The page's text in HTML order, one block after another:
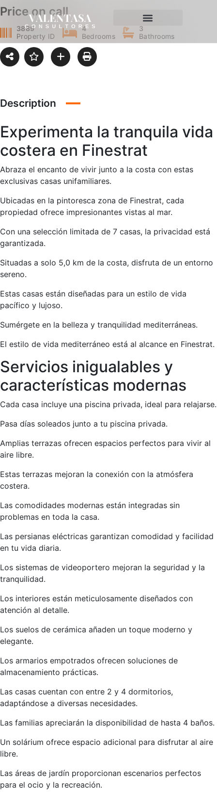
Price on call
3889
Property ID
4
Bedrooms
3
Bathrooms
Description
Experimenta la tranquila vida
costera en Finestrat
Abraza el encanto de vivir junto a la costa con estas
exclusivas casas unifamiliares.
Ubicadas en la pintoresca zona de Finestrat, cada
propiedad ofrece impresionantes vistas al mar.
Con una selección limitada de 7 casas, la privacidad está
garantizada.
Situadas a solo 5,0 km de la costa, disfruta de un entorno
sereno.
Estas casas están diseñadas para un estilo de vida
pacífico y lujoso.
Sumérgete en la belleza y tranquilidad mediterráneas.
El estilo de vida mediterráneo está al alcance en Finestrat.
Servicios inigualables y
características modernas
Cada casa incluye una piscina privada, ideal para relajarse.
Pasa días soleados junto a tu piscina privada.
Amplias terrazas ofrecen espacios perfectos para vivir al
aire libre.
Estas terrazas mejoran la conexión con la atmósfera
costera.
Las comodidades modernas están integradas sin
problemas en toda la casa.
Las persianas eléctricas garantizan comodidad y facilidad
en tu vida diaria.
Los sistemas de videoportero mejoran la seguridad y la
tranquilidad.
Los interiores están meticulosamente diseñados con
atención al detalle.
Los suelos de cerámica añaden un toque moderno y
elegante.
Los armarios empotrados ofrecen soluciones de
almacenamiento prácticas.
Las casas cuentan con entre 2 y 4 dormitorios,
adaptándose a diversas necesidades.
Las familias apreciarán la disponibilidad de hasta 4 baños.
Un solárium ofrece espacio adicional para disfrutar al aire
libre.
Las áreas de jardín proporcionan escenarios perfectos
para el ocio y la recreación.